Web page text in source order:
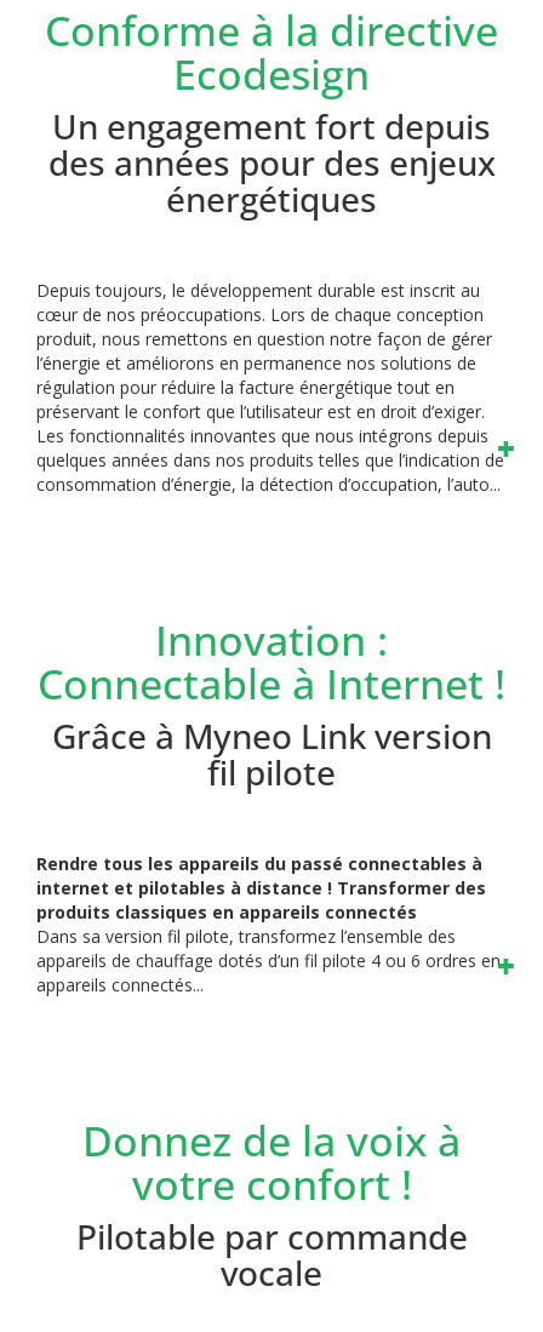
Conforme à la directive
Ecodesign
Un engagement fort depuis
des années pour des enjeux
énergétiques
Depuis toujours, le développement durable est inscrit au
cœur de nos préoccupations. Lors de chaque conception
produit, nous remettons en question notre façon de gérer
l’énergie et améliorons en permanence nos solutions de
régulation pour réduire la facture énergétique tout en
préservant le confort que l’utilisateur est en droit d’exiger.
Les fonctionnalités innovantes que nous intégrons depuis
quelques années dans nos produits telles que l’indication de
consommation d’énergie, la détection d’occupation, l’auto...
Innovation :
Connectable à Internet !
Grâce à Myneo Link version
fil pilote
Rendre tous les appareils du passé connectables à
internet et pilotables à distance ! Transformer des
produits classiques en appareils connectés
Dans sa version fil pilote, transformez l’ensemble des
appareils de chauffage dotés d’un fil pilote 4 ou 6 ordres en
appareils connectés...
Donnez de la voix à
votre confort !
Pilotable par commande
vocale